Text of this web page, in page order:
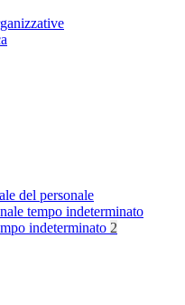
del personale
tempo indeterminato
indeterminato 2